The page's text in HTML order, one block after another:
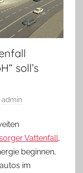
soll’s
admin
Vattenfall,
beginnen,
im